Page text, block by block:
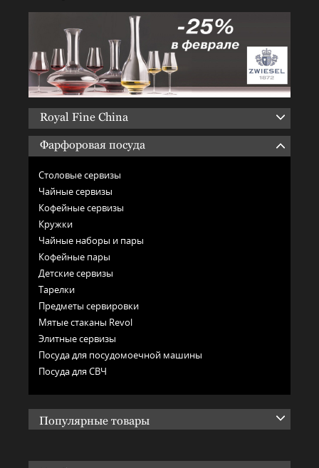
Royal Fine China
Фарфоровая посуда
Столовые сервизы
Чайные сервизы
Кофейные сервизы
Кружки
Чайные наборы и пары
Кофейные пары
Детские сервизы
Тарелки
Предметы сервировки
Мятые стаканы Revol
Элитные сервизы
Посуда для посудомоечной машины
Посуда для СВЧ
Популярные товары